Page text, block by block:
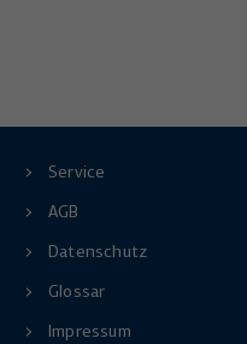
Service
AGB
Datenschutz
Glossar
Impressum